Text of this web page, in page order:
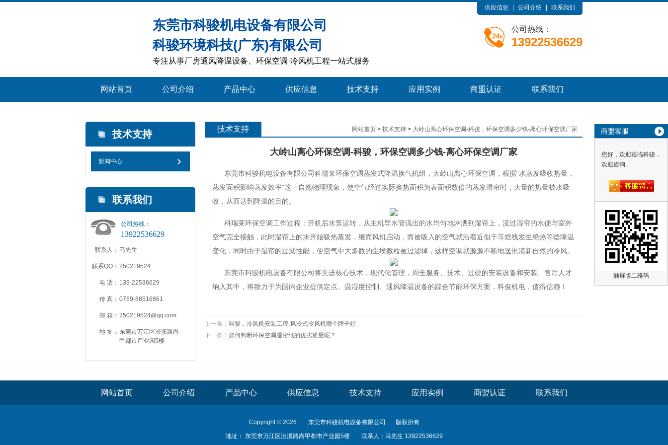
商盟客服
您好，欢迎莅临科骏，
欢迎咨询...
触屏版二维码
供应信息 公司介绍 联系我们
东莞市科骏机电设备有限公司
科骏环境科技(广东)有限公司
专注从事厂房通风降温设备、环保空调·冷风机工程一站式服务
公司热线：
13922536629
网站首页 公司介绍 产品中心 供应信息 技术支持 应用实例 商盟认证 联系我们
技术支持
新闻中心
联系我们
公司热线：
13922536629
联系人： 马先生
联系QQ： 250219524
电 话： 139-22536629
传 真： 0769-88516861
邮 箱： 250219524@qq.com
地 址： 东莞市万江区汾溪路尚
甲都市产业园5楼
网站首页 > 技术支持 > 大岭山离心环保空调-科骏，环保空调多少钱-离心环保空调厂家
技术支持
大岭山离心环保空调-科骏，环保空调多少钱-离心环保空调厂家
东莞市科骏机电设备有限公司科瑞莱环保空调蒸发式降温换气机组，大岭山离心环保空调，根据“水蒸发吸收热量，
蒸发面积影响蒸发效率”这一自然物理现象，使空气经过实际换热面积为表面积数倍的蒸发湿帘时，大量的热量被水吸
收，从而达到降温的目的。
科瑞莱环保空调工作过程：开机后水泵运转，从主机导水管流出的水均匀地淋洒到湿帘上，流过湿帘的水便与室外
空气完全接触，此时湿帘上的水开始吸热蒸发，继而风机启动，而被吸入的空气就沿着近似于等焓线发生绝热等焓降温
变化，同时由于湿帘的过滤性能，使空气中大多数的尘埃微粒被过滤掉，这样空调就源源不断地送出清新自然的冷风。
东莞市科骏机电设备有限公司将先进核心技术，现代化管理，周全服务、技术、过硬的安装设备和安装、售后人才
纳入其中，将致力于为国内企业提供定点、温湿度控制、通风降温设备的踪合节能环保方案，科俊机电，值得信赖！
上一条： 科骏，冷风机安装工程-风冷式冷风机哪个牌子好
下一条： 如何判断环保空调湿帘纸的优劣质量呢？
网站首页 公司介绍 产品中心 供应信息 技术支持 应用实例 商盟认证 联系我们
Copyright © 2026 东莞市科骏机电设备有限公司
版权所有
地址： 东莞市万江区汾溪路尚甲都市产业园5楼
联系人：马先生 13922536629